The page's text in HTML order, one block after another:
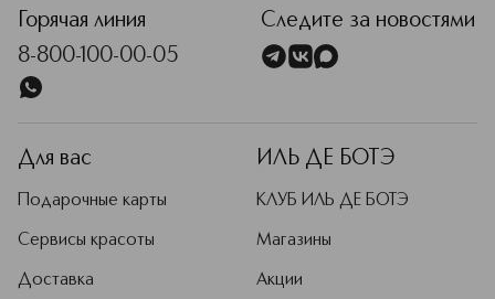
Горячая линия
8-800-100-00-05
Следите за новостями
Для вас
Подарочные карты
Сервисы красоты
Доставка
ИЛЬ ДЕ БОТЭ
КЛУБ ИЛЬ ДЕ БОТЭ
Магазины
Акции